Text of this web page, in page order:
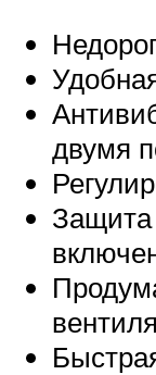
двумя
Защита